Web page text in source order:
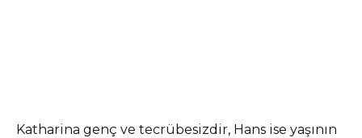
Katharina genç ve tecrübesizdir, Hans ise yaşının